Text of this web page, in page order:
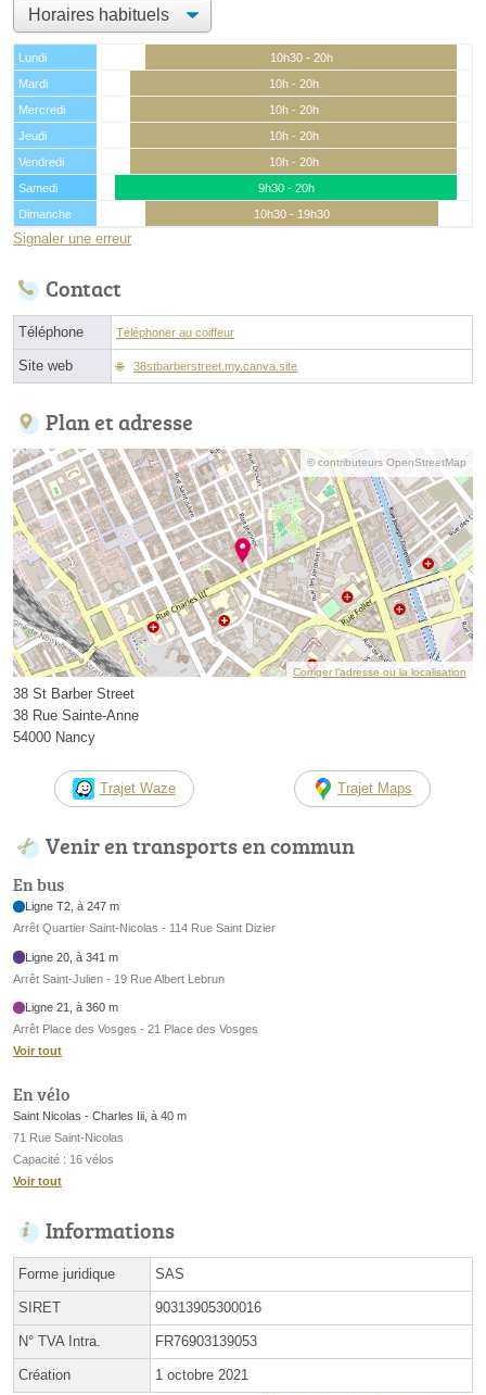
Lundi
10h30 - 20h
Mardi
10h - 20h
Mercredi
10h - 20h
Jeudi
10h - 20h
Vendredi
10h - 20h
Samedi
9h30 - 20h
Dimanche
10h30 - 19h30
Signaler une erreur
Contact
Téléphone Téléphoner au coiffeur
Site web 38stbarberstreet.my.canva.site
Plan et adresse
© contributeurs OpenStreetMap
Corriger l’adresse ou la localisation
38 St Barber Street
38 Rue Sainte-Anne
54000 Nancy
Trajet Waze Trajet Maps
Venir en transports en commun
En bus
Ligne T2, à 247 m
Arrêt Quartier Saint-Nicolas - 114 Rue Saint Dizier
Ligne 20, à 341 m
Arrêt Saint-Julien - 19 Rue Albert Lebrun
Ligne 21, à 360 m
Arrêt Place des Vosges - 21 Place des Vosges
Voir tout
En vélo
Saint Nicolas - Charles Iii, à 40 m
71 Rue Saint-Nicolas
Capacité : 16 vélos
Voir tout
Informations
Forme juridique SAS
SIRET 90313905300016
N° TVA Intra. FR76903139053
Création 1 octobre 2021